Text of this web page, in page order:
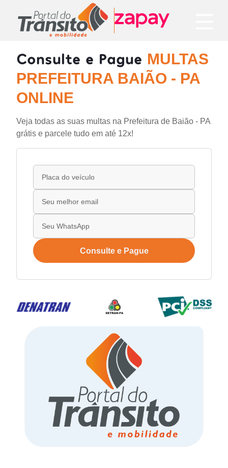
Consulte e Pague MULTAS
PREFEITURA BAIÃO - PA
ONLINE
Veja todas as suas multas na Prefeitura de Baião - PA
grátis e parcele tudo em até 12x!
Consulte e Pague